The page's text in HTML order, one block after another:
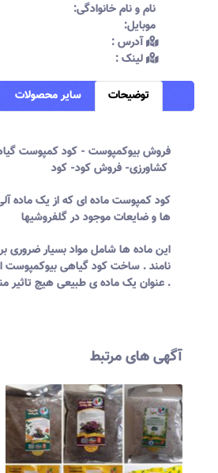
نام و نام خانوادگی:‌
موبایل:‌
آدرس :‌
لینک :‌
توضیحات سایر محصولات
فروشبیوکمپوست - کودکمپوست
کود کمپوست ماده ای که از یک ماده
ها و ضایعات موجود در گلفروشیها
این ماده ها شامل مواد بسیار ضروری
نامند . ساختکودگیاهی بیوکمپوست
عنوان یک ماده ی طبیعی هیچ تاثیر منفی بر طبیعت نمی گذارد . و هم از این لحاظ که بیشتر مواد آلی مفید برای گیاه را در خود دارد حائز اهمیت است .
آگهی های مرتبط